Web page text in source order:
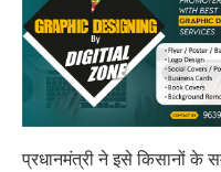
प्रधानमंत्री ने इसे किसानों के